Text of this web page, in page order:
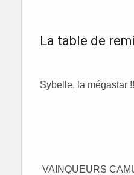
La table de
Sybelle, la mégastar
VAINQUEURS